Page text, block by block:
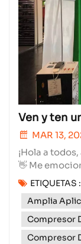
Ven y ten
MAR 13,
¡Hola a
👋 Me
todo sobre
Somos una
compresores
aseguro que
increíble.La
ETIQUETAS :
Amplia
Compresor
Compresor